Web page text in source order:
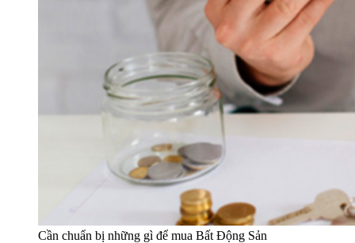
Cần chuẩn bị những gì để mua Bất Động Sản